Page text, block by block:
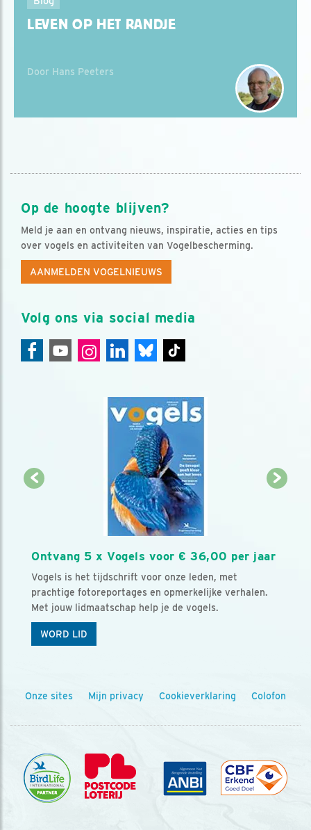
LEVEN OP HET RANDJE
Door Hans Peeters
Op de hoogte blijven?
Meld je aan en ontvang nieuws, inspiratie, acties en tips
over vogels en activiteiten van Vogelbescherming.
AANMELDEN VOGELNIEUWS
Volg ons via social media
Ontvang 5 x Vogels voor € 36,00 per jaar
Vogels is het tijdschrift voor onze leden, met
prachtige fotoreportages en opmerkelijke verhalen.
Met jouw lidmaatschap help je de vogels.
WORD LID
Onze sites Mijn privacy Cookieverklaring Colofon